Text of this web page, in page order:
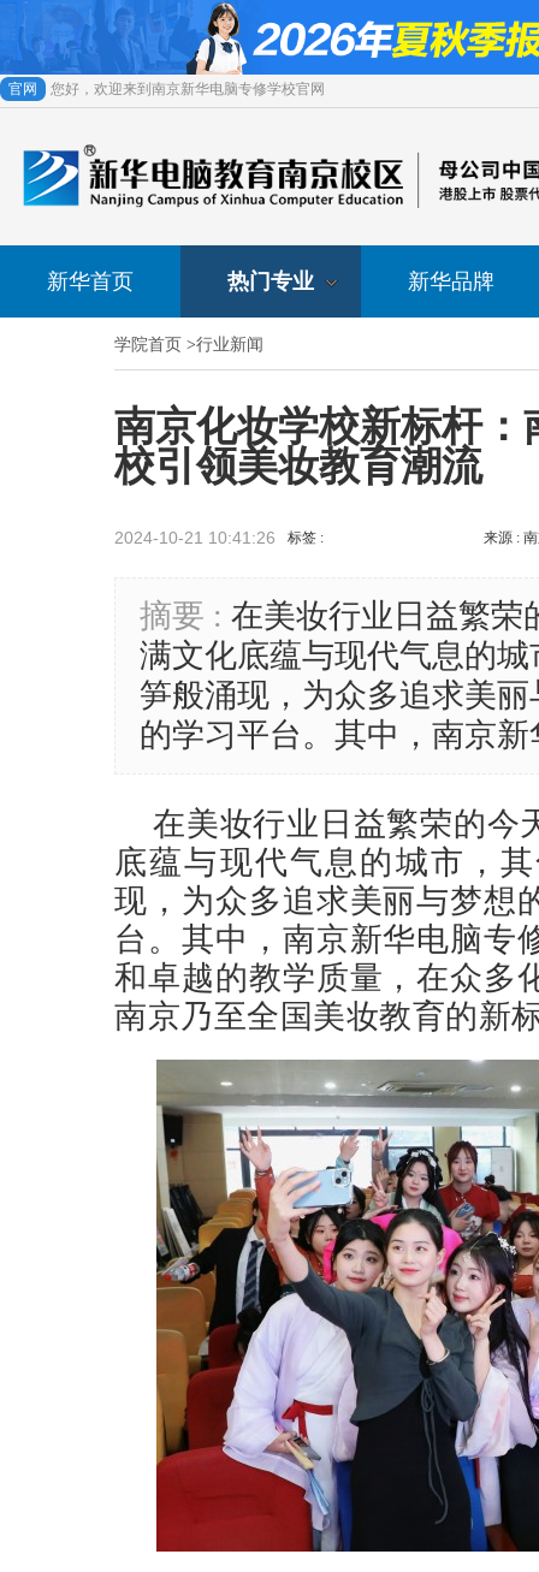
官网 您好，欢迎来到南京新华电脑专修学校官网
新华首页 热门专业 新华品牌
学院首页 >行业新闻
南京化妆学校新标杆
校引领美妆教育潮流
2024-10-21 10:41:26 标签 : 来源 :
摘要 : 在美妆行业日益繁荣
满文化底蕴与现代气息的
笋般涌现，为众多追求美
的学习平台。其中，南京
在美妆行业日益繁荣的今
底蕴与现代气息的城市，
现，为众多追求美丽与梦想
台。其中，南京新华电脑专
和卓越的教学质量，在众多
南京乃至全国美妆教育的新